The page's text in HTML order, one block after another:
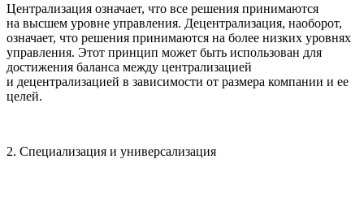
Централизация означает, что все решения принимаются
на высшем уровне управления. Децентрализация, наоборот,
означает, что решения принимаются на более низких уровнях
управления. Этот принцип может быть использован для
достижения баланса между централизацией
и децентрализацией в зависимости от размера компании и ее
целей.
2. Специализация и универсализация